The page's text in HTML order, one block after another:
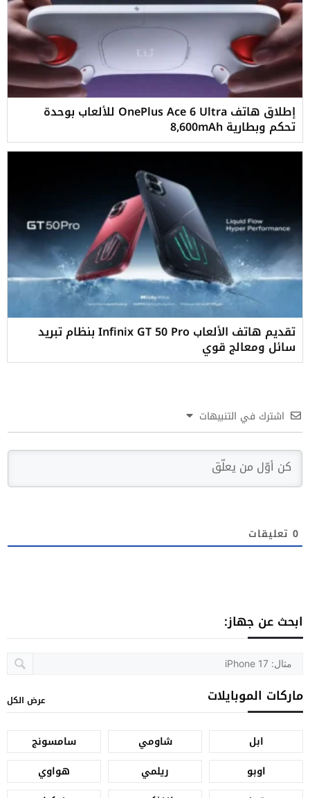
إطلاق هاتف OnePlus Ace 6 Ultra للألعاب بوحدة
تحكم وبطارية 8,600mAh
تقديم هاتف الألعاب Infinix GT 50 Pro بنظام تبريد
سائل ومعالج قوي
اشترك في التنبيهات
0 تعليقات
ابحث عن جهاز:
ماركات الموبايلات عرض الكل
ابل شاومي
سامسونج
اوبو
ريلمي
هواوي